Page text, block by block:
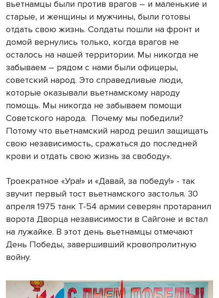
вьетнамцы были против врагов – и маленькие и
старые, и женщины и мужчины, были готовы
отдать свою жизнь. Солдаты пошли на фронт и
домой вернулись только, когда врагов не
осталось на нашей территории. Мы никогда не
забываем – рядом с нами были офицеры,
советский народ. Это справедливые люди,
которые оказывали вьетнамскому народу
помощь. Мы никогда не забываем помощи
Советского народа. Почему мы победили?
Потому что вьетнамский народ решил защищать
свою независимость, сражаться до последней
крови и отдать свою жизнь за свободу».
Троекратное «Ура!» и «Давай, за победу!» - так
звучит первый тост вьетнамского застолья. 30
апреля 1975 танк Т-54 армии северян протаранил
ворота Дворца независимости в Сайгоне и встал
на лужайке. В этот день вьетнамцы отмечают
День Победы, завершивший кровопролитную
войну.